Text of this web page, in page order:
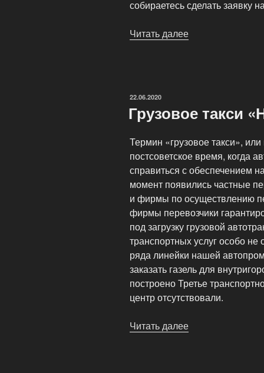
собираетесь сделать заявку
Читать далее
ОПУБЛИКОВАНО
22.06.2020
Грузовое такси
Термин «грузовое такси»,
постсоветское время, когда
справиться с обеспечением
момент появились частные
и фирмы по осуществлению
фирмы перевозчики
под загрузку грузовой
транспортных услуг особо
ряда линейки нашей
заказать газель для
построено Третье
центр отсутствовали.
Читать далее